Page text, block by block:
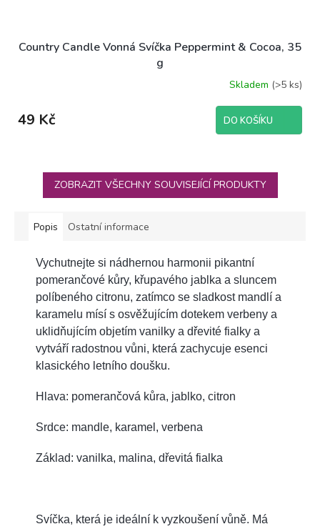
Country Candle Vonná Svíčka Peppermint & Cocoa, 35
g
Skladem (>5 ks)
49 Kč DO KOŠÍKU
ZOBRAZIT VŠECHNY SOUVISEJÍCÍ PRODUKTY
Popis Ostatní informace
Vychutnejte si nádhernou harmonii pikantní
pomerančové kůry, křupavého jablka a sluncem
políbeného citronu, zatímco se sladkost mandlí a
karamelu mísí s osvěžujícím dotekem verbeny a
uklidňujícím objetím vanilky a dřevité fialky a
vytváří radostnou vůni, která zachycuje esenci
klasického letního doušku.
Hlava: pomerančová kůra, jablko, citron
Srdce: mandle, karamel, verbena
Základ: vanilka, malina, dřevitá fialka
Svíčka, která je ideální k vyzkoušení vůně. Má